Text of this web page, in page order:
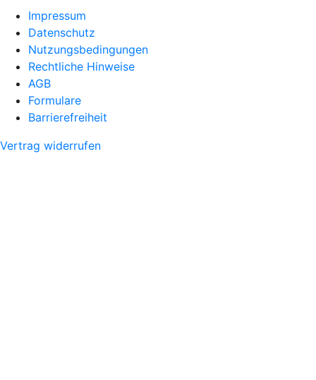
Impressum
Datenschutz
Nutzungsbedingungen
Rechtliche Hinweise
AGB
Formulare
Barrierefreiheit
Vertrag widerrufen